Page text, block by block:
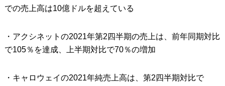
での売上高は10億ドルを超えている
・アクシネットの2021年第2四半期の売上は、前年同期対比
で105％を達成、上半期対比で70％の増加
・キャロウェイの2021年純売上高は、第2四半期対比で
PUTTERS パター
Editor’s Picks 編集部のおすすめ